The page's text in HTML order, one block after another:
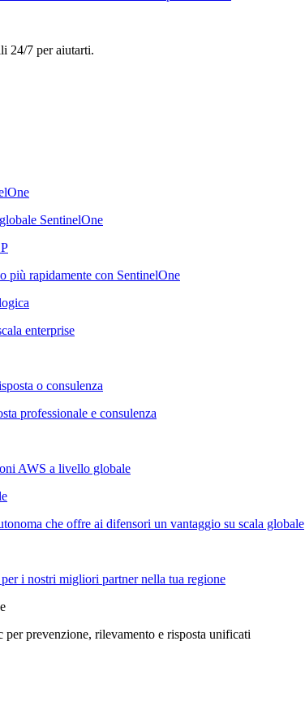
24/7 per aiutarti.
SentinelOne
più rapidamente con SentinelOne
enterprise
o consulenza
professionale e consulenza
AWS a livello globale
che offre ai difensori un vantaggio su scala globale
i nostri migliori partner nella tua regione
prevenzione, rilevamento e risposta unificati